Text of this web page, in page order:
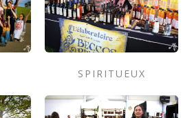
SPIRITUEUX